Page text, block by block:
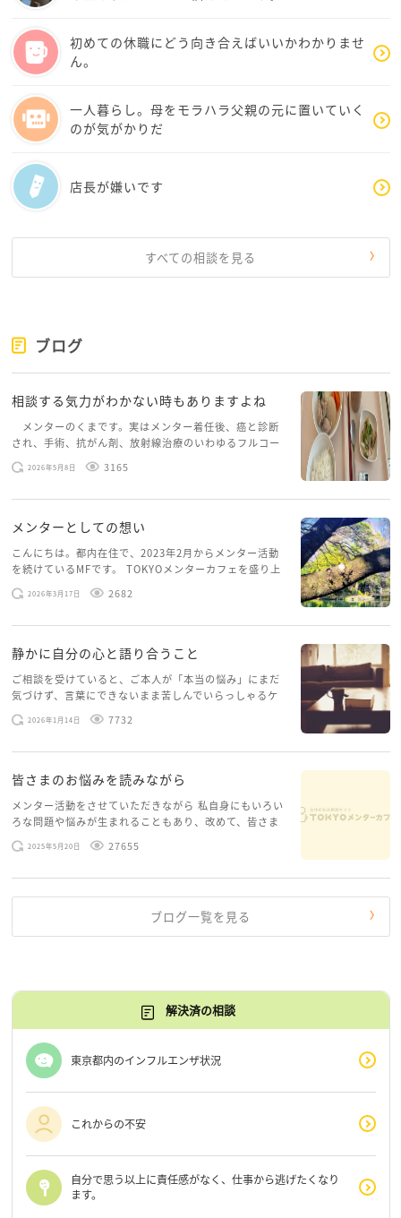
ですか…
上記4つで、弊社は2番目だけはあてはまりません。
なぜなら、時給なら1分単位での計算でお支払いしてし
まうのです。
ですからkazuhiroPさんとは、おそらくはお会いした
ことは無いかもしれませんね。
ですが、別に違法ではないでしょう？
自分の下で働いてくれる人たちは、だいじです、親戚
切らないようにしたい。そういう経営者は多いと思い
ますが…。
でいれば
＞企業も改善せざる得ないのに、まだ一定数働く人が
＞なぜ「ブラックだと分かってながら働く人は社会
悪」という事が浸透しないのでしょうか？
…というご質問への私なりの答えは、
ブラックじゃない企業もたくさんあるから…としか申
ているのでしょう。
そこで働く方々にもご事情や言い分が有るかもしれま
せん。
はいけない、無いと言ってはいけない…と、この歳に
なっても私は、社会をよりよく知るために、自由時間
を割いて相談対応や社会奉仕と呼ばれる行為をしてい
るのです。
社会とより繋がることで、立場から世の中を変えてゆ
けたらと活動しています。
kazuhiroPさん、またカフェにてご近況などお話し下
さい！
初めての休職にどう向き合えばいいかわかりませ
ん。
一人暮らし。母をモラハラ父親の元に置いていく
のが気がかりだ
店長が嫌いです
すべての相談を見る
ブログ
相談する気力がわかない時もありますよね
メンターのくまです。実はメンター着任後、癌と診断
され、手術、抗がん剤、放射線治療のいわゆるフルコー
スを体験していて、しばらくメンターカフェに来られて
いませんでした。体力だけでなく、気力も落ちパソコン
2026年5月8日 3165
メンターとしての想い
こんにちは。都内在住で、2023年2月からメンター活動
を続けているMFです。 TOKYOメンターカフェを盛り上
げたいという想いから、勇気を出して初めてブログを投
稿してみようと思います。少し自分のことを書いてみま
2026年3月17日 2682
静かに自分の心と語り合うこと
ご相談を受けていると、ご本人が「本当の悩み」にまだ
気づけず、言葉にできないまま苦しんでいらっしゃるケ
ースがありますお悩みというのは、心の深いところ（深
層心理）に触れることで、まったく違う角度から解決の
2026年1月14日 7732
皆さまのお悩みを読みながら
メンター活動をさせていただきながら 私自身にもいろい
ろな問題や悩みが生まれることもあり、改めて、皆さま
のお悩みを読みながら 「みんな、もがいてる。わたし
だけじゃないんだな」と、逆に励まされるような日々で
2025年5月20日 27655
ブログ一覧を見る
解決済の相談
東京都内のインフルエンザ状況
これからの不安
自分で思う以上に責任感がなく、仕事から逃げたくなり
ます。